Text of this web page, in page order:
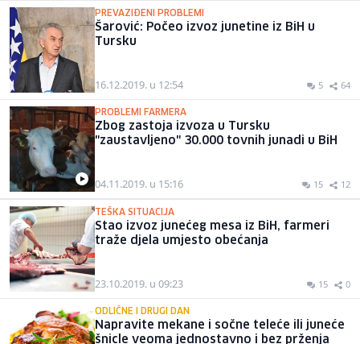
PREVAZIĐENI PROBLEMI
Šarović: Počeo izvoz junetine iz BiH u
Tursku
16.12.2019. u 12:54 5 64
PROBLEMI FARMERA
Zbog zastoja izvoza u Tursku
"zaustavljeno" 30.000 tovnih junadi u BiH
04.11.2019. u 15:16 15 12
TEŠKA SITUACIJA
Stao izvoz junećeg mesa iz BiH, farmeri
traže djela umjesto obećanja
23.10.2019. u 09:23 15 0
ODLIČNE I DRUGI DAN
Napravite mekane i sočne teleće ili juneće
šnicle veoma jednostavno i bez prženja